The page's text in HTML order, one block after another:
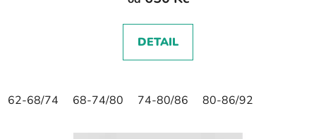
DETAIL
62-68/74 68-74/80 74-80/86 80-86/92